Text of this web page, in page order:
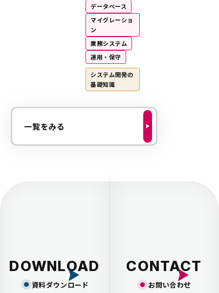
データベース
マイグレーショ
ン
業務システム
運用・保守
システム開発の
基礎知識
一覧をみる
DOWNLOAD
資料ダウンロード
CONTACT
お問い合わせ